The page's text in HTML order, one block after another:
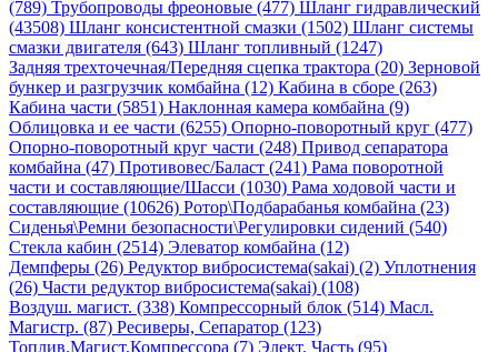
(789) Трубопроводы фреоновые (477) Шланг гидравлический
(43508) Шланг консистентной смазки (1502) Шланг системы
смазки двигателя (643) Шланг топливный (1247)
Задняя трехточечная/Передняя сцепка трактора (20) Зерновой
бункер и разгрузчик комбайна (12) Кабина в сборе (263)
Кабина части (5851) Наклонная камера комбайна (9)
Облицовка и ее части (6255) Опорно-поворотный круг (477)
Опорно-поворотный круг части (248) Привод сепаратора
комбайна (47) Противовес/Баласт (241) Рама поворотной
части и составляющие/Шасси (1030) Рама ходовой части и
составляющие (10626) Ротор\Подбарабанья комбайна (23)
Сиденья\Ремни безопасности\Регулировки сидений (540)
Стекла кабин (2514) Элеватор комбайна (12)
Демпферы (26) Редуктор вибросистема(sakai) (2) Уплотнения
(26) Части редуктор вибросистема(sakai) (108)
Воздуш. магист. (338) Компрессорный блок (514) Масл.
Магистр. (87) Ресиверы, Сепаратор (123)
Топлив.Магист.Компрессора (7) Элект. Часть (95)